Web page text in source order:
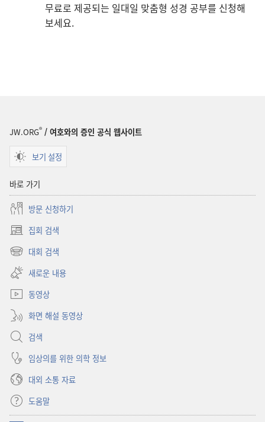
무료로 제공되는 일대일 맞춤형 성경 공부를 신청해
보세요.
JW.ORG® / 여호와의 증인 공식 웹사이트
보기 설정
바로 가기
방문 신청하기
집회 검색
(새로운
창
대회 검색
(새로운
창
열기)
새로운 내용
동영상
화면 해설 동영상
검색
임상의를 위한 의학 정보
대외 소통 자료
도움말